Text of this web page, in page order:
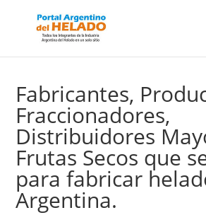
Fabricantes,
Fraccionadores,
Distribuidores
Frutas Secos que
para fabricar
Argentina.